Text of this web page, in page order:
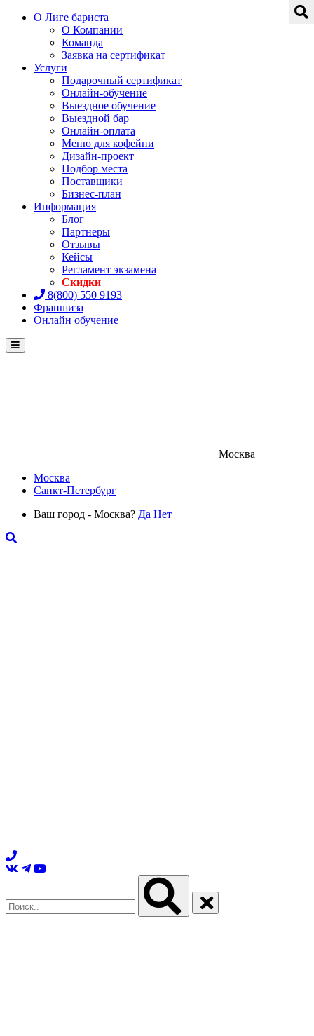
О Лиге бариста
О Компании
Команда
Заявка на сертификат
Услуги
Подарочный сертификат
Онлайн-обучение
Выездное обучение
Выездной бар
Онлайн-оплата
Меню для кофейни
Дизайн-проект
Подбор места
Поставщики
Бизнес-план
Информация
Блог
Партнеры
Отзывы
Кейсы
Регламент экзамена
Скидки
8(800) 550 9193
Франшиза
Онлайн обучение
Menu
Москва
Москва
Санкт-Петербург
Ваш город - Москва? Да Нет